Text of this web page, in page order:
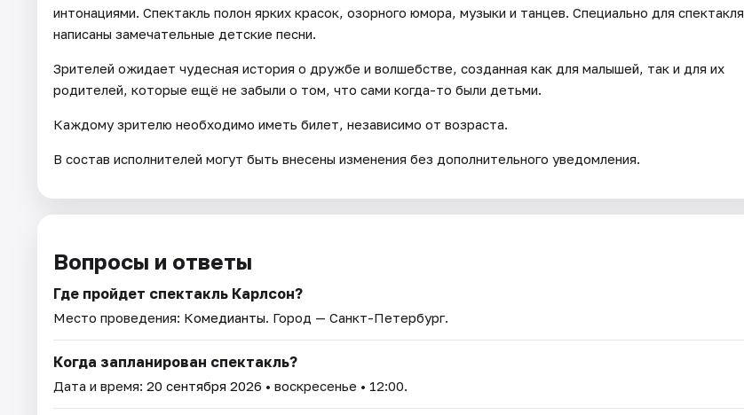
интонациями. Спектакль полон ярких красок, озорного юмора, музыки и танцев. Специально для спектакля
написаны замечательные детские песни.
Зрителей ожидает чудесная история о дружбе и волшебстве, созданная как для малышей, так и для их
родителей, которые ещё не забыли о том, что сами когда-то были детьми.
Каждому зрителю необходимо иметь билет, независимо от возраста.
В состав исполнителей могут быть внесены изменения без дополнительного уведомления.
Вопросы и ответы
Где пройдет спектакль Карлсон?
Место проведения: Комедианты. Город — Санкт-Петербург.
Когда запланирован спектакль?
Дата и время: 20 сентября 2026 • воскресенье • 12:00.